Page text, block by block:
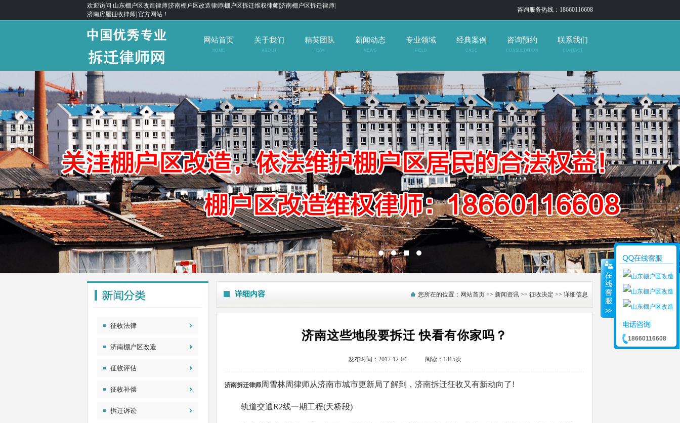
欢迎访问 山东棚户区改造律师|济南棚户区改造律师|棚户区拆迁维权律师|济南棚户区拆迁律师|
济南房屋征收律师| 官方网站！
咨询服务热线：18660116608
网站首页
HOME
关于我们
ABOUT
精英团队
TEAM
新闻动态
NEWS
专业领域
FIELD
经典案例
CASE
咨询预约
CONSULTATION
联系我们
CONTACT
征收法律
济南棚户区改造
征收评估
征收补偿
拆迁诉讼
详细内容 您所在的位置： 网站首页 >> 新闻资讯 >> 征收决定 >> 详细信息
济南这些地段要拆迁 快看有你家吗？
发布时间：2017-12-04 阅读：1815次
济南拆迁律师周雪林周律师从济南市城市更新局了解到，济南拆迁征收又有新动向了!
轨道交通R2线一期工程(天桥段)
18660116608